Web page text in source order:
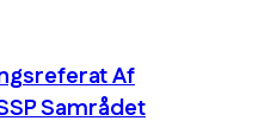
Af
Samrådet